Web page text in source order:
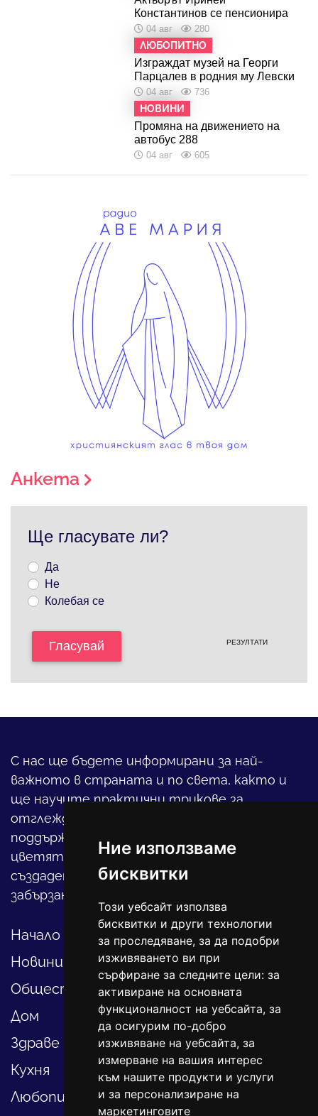
Ние използваме
бисквитки
Този уебсайт използва
бисквитки и други технологии
за проследяване, за да подобри
изживяването ви при
сърфиране за следните цели: за
активиране на основната
функционалност на уебсайта, за
да осигурим по-добро
изживяване на уебсайта, за
измерване на вашия интерес
към нашите продукти и услуги
и за персонализиране на
маркетинговите
Константинов се пенсионира
04 авг 280
ЛЮБОПИТНО
Изграждат музей на Георги
Парцалев в родния му Левски
04 авг 736
НОВИНИ
Промяна на движението на
автобус 288
04 авг 605
Анкета
Ще гласувате ли?
Да
Не
Колебая се
Гласувай РЕЗУЛТАТИ
С нас ще бъдете информирани за най-
важното в страната и по света, както и
ще научите практични трикове за
отглеждането на детето, за
поддържането на дома и градината,
цветята, интериора и, въобще, как да
създадете своя уютен оазис в този така
забързан свят.
Начало
Новини
Общество
Дом
Здраве
Кухня
Любопитно